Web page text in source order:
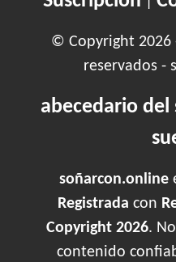
© Copyright 2026
reservados -
abecedario del
soñarcon.online
Registrada con
Copyright 2026.
contenido